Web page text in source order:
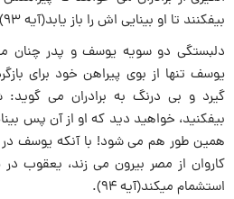
بیفکنند تا او بینایی اش را باز یابد(آیه ۹۳).
دلبستگى دو سویه یوسف و پدر چنان
یوسف تنها از بوى پیراهن خود براى
گیرد و بی درنگ به برادران می گوید:
بیفکنید، خواهید دید که او از آن پس
همین طور هم می شود! با آنکه یوسف
کاروان از مصر بیرون می زند، یعقوب
استشمام میکند(آیه ۹۴).